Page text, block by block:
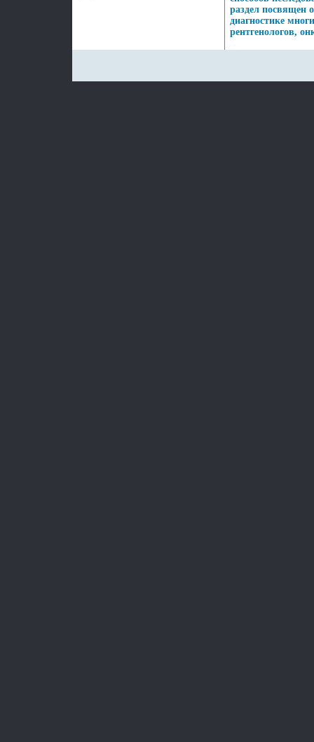
раздел посвящен
диагностике
рентгенологов,